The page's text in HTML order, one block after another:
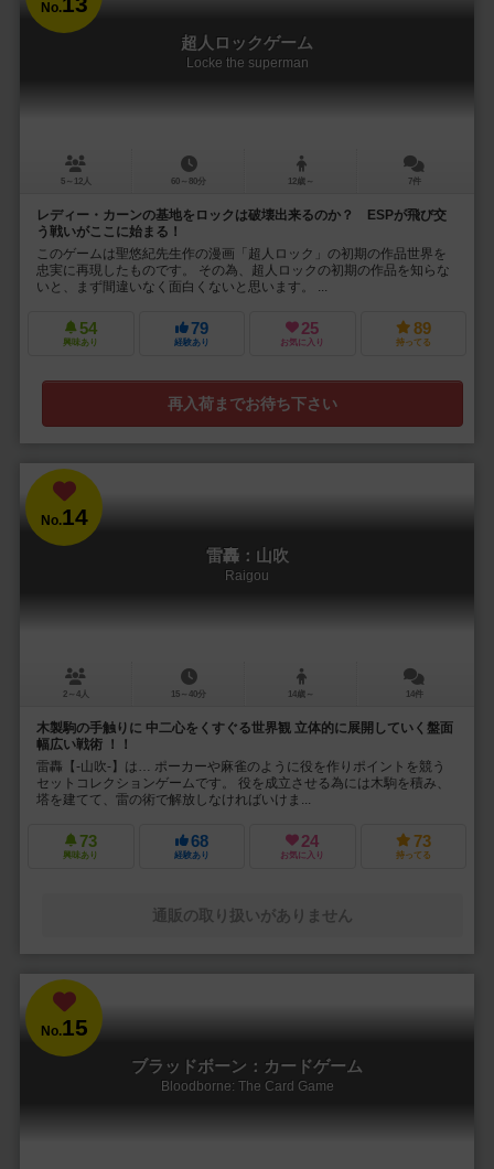
No.
超人ロックゲーム
Locke the superman
5～12人 60～80分 12歳～ 7件
レディー・カーンの基地をロックは破壊出来るのか？ ESPが飛び交
う戦いがここに始まる！
このゲームは聖悠紀先生作の漫画「超人ロック」の初期の作品世界を
忠実に再現したものです。 その為、超人ロックの初期の作品を知らな
いと、まず間違いなく面白くないと思います。 ...
54
興味あり
79
経験あり
25
お気に入り
89
持ってる
再入荷までお待ち下さい
No.14
雷轟：山吹
Raigou
2～4人 15～40分 14歳～ 14件
木製駒の手触りに 中二心をくすぐる世界観 立体的に展開していく盤面
幅広い戦術 ！！
雷轟【-山吹-】は… ポーカーや麻雀のように役を作りポイントを競う
セットコレクションゲームです。 役を成立させる為には木駒を積み、
塔を建てて、雷の術で解放しなければいけま...
73
興味あり
68
経験あり
24
お気に入り
73
持ってる
通販の取り扱いがありません
No.15
ブラッドボーン：カードゲーム
Bloodborne: The Card Game